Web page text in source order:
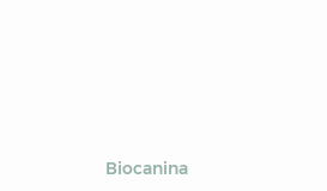
Biocanina